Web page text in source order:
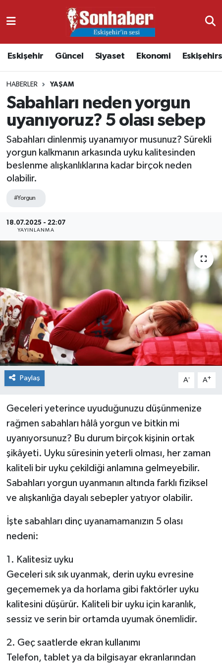
Eskişehir Güncel Siyaset Ekonomi
HABERLER YAŞAM
Sabahları neden yorgun
uyanıyoruz? 5 olası sebep
Sabahları dinlenmiş uyanamıyor musunuz? Sürekli
yorgun kalkmanın arkasında uyku kalitesinden
beslenme alışkanlıklarına kadar birçok neden
olabilir.
#Yorgun
18.07.2025 - 22:07
YAYINLANMA
Paylaş A- A+
Geceleri yeterince uyuduğunuzu düşünmenize
rağmen sabahları hâlâ yorgun ve bitkin mi
uyanıyorsunuz? Bu durum birçok kişinin ortak
şikâyeti. Uyku süresinin yeterli olması, her zaman
kaliteli bir uyku çekildiği anlamına gelmeyebilir.
Sabahları yorgun uyanmanın altında farklı fiziksel
ve alışkanlığa dayalı sebepler yatıyor olabilir.
İşte sabahları dinç uyanamamanızın 5 olası
nedeni:
1. Kalitesiz uyku
Geceleri sık sık uyanmak, derin uyku evresine
geçememek ya da horlama gibi faktörler uyku
kalitesini düşürür. Kaliteli bir uyku için karanlık,
sessiz ve serin bir ortamda uyumak önemlidir.
2. Geç saatlerde ekran kullanımı
Telefon, tablet ya da bilgisayar ekranlarından
Ekonomi
Kültür & Sanat
Magazin
Siyaset
Nöbetçi Eczaneler
Namaz Vakitleri
Süper Lig Puan Durumu ve Fikstür
Tüm Manşetler